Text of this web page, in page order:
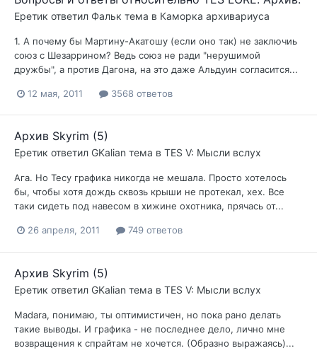
Еретик ответил Фальк тема в Каморка архивариуса
1. А почему бы Мартину-Акатошу (если оно так) не заключиь
союз с Шезаррином? Ведь союз не ради "нерушимой
дружбы", а против Дагона, на это даже Альдуин согласится...
12 мая, 2011 3568 ответов
Архив Skyrim (5)
Еретик ответил GKalian тема в TES V: Мысли вслух
Ага. Но Тесу графика никогда не мешала. Просто хотелось
бы, чтобы хотя дождь сквозь крыши не протекал, хех. Все
таки сидеть под навесом в хижине охотника, прячась от...
26 апреля, 2011 749 ответов
Архив Skyrim (5)
Еретик ответил GKalian тема в TES V: Мысли вслух
Mаdara, понимаю, ты оптимистичен, но пока рано делать
такие выводы. И графика - не последнее дело, лично мне
возвращения к спрайтам не хочется. (Образно выражаясь)...